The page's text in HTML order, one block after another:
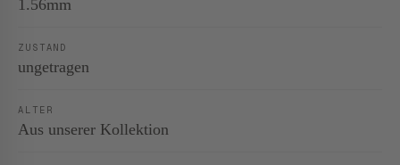
1.56mm
ZUSTAND
ungetragen
ALTER
Aus unserer Kollektion